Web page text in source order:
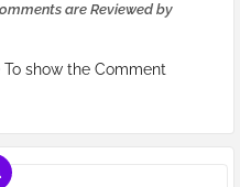
are Reviewed by
show the Comment